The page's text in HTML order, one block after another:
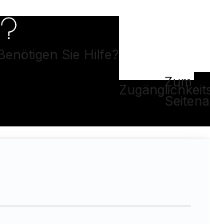
Sie Hilfe?
Zum